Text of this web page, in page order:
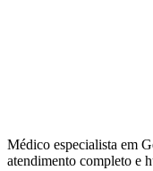
Médico especialista em
atendimento completo e